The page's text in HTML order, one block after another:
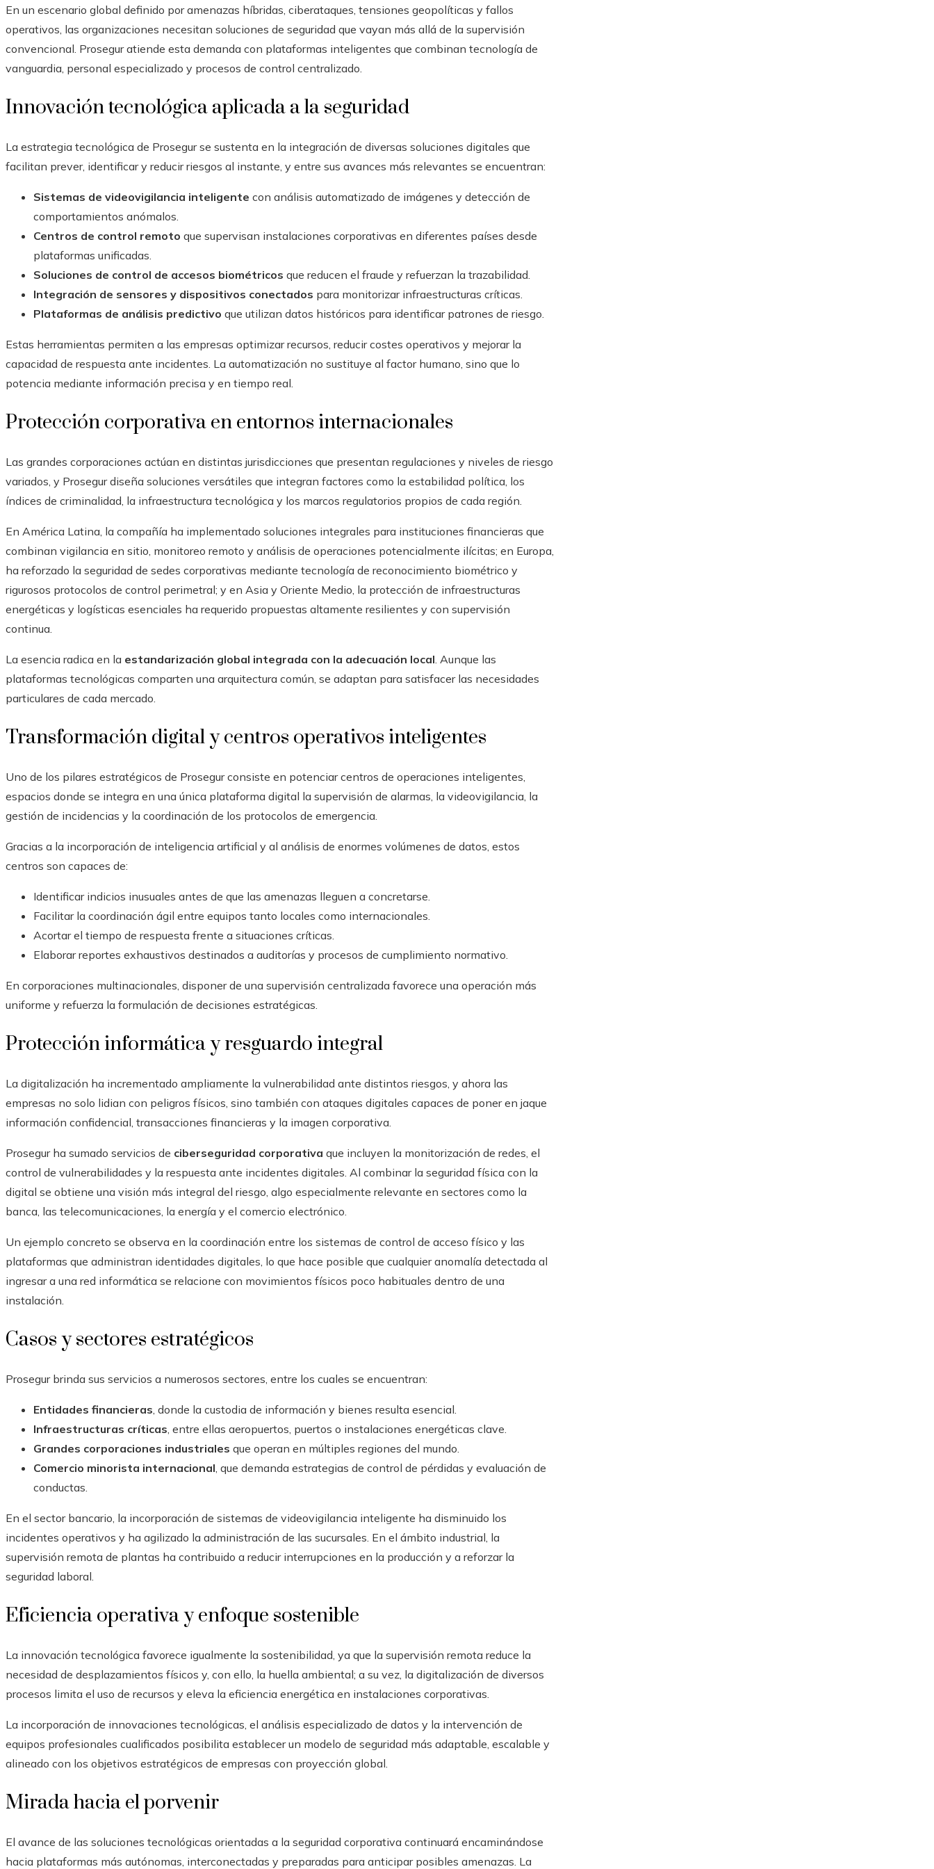
En un escenario global definido por amenazas híbridas, ciberataques, tensiones geopolíticas y fallos
operativos, las organizaciones necesitan soluciones de seguridad que vayan más allá de la supervisión
convencional. Prosegur atiende esta demanda con plataformas inteligentes que combinan tecnología de
vanguardia, personal especializado y procesos de control centralizado.
Innovación tecnológica aplicada a la seguridad
La estrategia tecnológica de Prosegur se sustenta en la integración de diversas soluciones digitales que
facilitan prever, identificar y reducir riesgos al instante, y entre sus avances más relevantes se encuentran:
Sistemas de videovigilancia inteligente con análisis automatizado de imágenes y detección de
comportamientos anómalos.
Centros de control remoto que supervisan instalaciones corporativas en diferentes países desde
plataformas unificadas.
Soluciones de control de accesos biométricos que reducen el fraude y refuerzan la trazabilidad.
Integración de sensores y dispositivos conectados para monitorizar infraestructuras críticas.
Plataformas de análisis predictivo que utilizan datos históricos para identificar patrones de riesgo.
Estas herramientas permiten a las empresas optimizar recursos, reducir costes operativos y mejorar la
capacidad de respuesta ante incidentes. La automatización no sustituye al factor humano, sino que lo
potencia mediante información precisa y en tiempo real.
Protección corporativa en entornos internacionales
Las grandes corporaciones actúan en distintas jurisdicciones que presentan regulaciones y niveles de riesgo
variados, y Prosegur diseña soluciones versátiles que integran factores como la estabilidad política, los
índices de criminalidad, la infraestructura tecnológica y los marcos regulatorios propios de cada región.
En América Latina, la compañía ha implementado soluciones integrales para instituciones financieras que
combinan vigilancia en sitio, monitoreo remoto y análisis de operaciones potencialmente ilícitas; en Europa,
ha reforzado la seguridad de sedes corporativas mediante tecnología de reconocimiento biométrico y
rigurosos protocolos de control perimetral; y en Asia y Oriente Medio, la protección de infraestructuras
energéticas y logísticas esenciales ha requerido propuestas altamente resilientes y con supervisión
continua.
La esencia radica en la estandarización global integrada con la adecuación local. Aunque las
plataformas tecnológicas comparten una arquitectura común, se adaptan para satisfacer las necesidades
particulares de cada mercado.
Transformación digital y centros operativos inteligentes
Uno de los pilares estratégicos de Prosegur consiste en potenciar centros de operaciones inteligentes,
espacios donde se integra en una única plataforma digital la supervisión de alarmas, la videovigilancia, la
gestión de incidencias y la coordinación de los protocolos de emergencia.
Gracias a la incorporación de inteligencia artificial y al análisis de enormes volúmenes de datos, estos
centros son capaces de:
Identificar indicios inusuales antes de que las amenazas lleguen a concretarse.
Facilitar la coordinación ágil entre equipos tanto locales como internacionales.
Acortar el tiempo de respuesta frente a situaciones críticas.
Elaborar reportes exhaustivos destinados a auditorías y procesos de cumplimiento normativo.
En corporaciones multinacionales, disponer de una supervisión centralizada favorece una operación más
uniforme y refuerza la formulación de decisiones estratégicas.
Protección informática y resguardo integral
La digitalización ha incrementado ampliamente la vulnerabilidad ante distintos riesgos, y ahora las
empresas no solo lidian con peligros físicos, sino también con ataques digitales capaces de poner en jaque
información confidencial, transacciones financieras y la imagen corporativa.
Prosegur ha sumado servicios de ciberseguridad corporativa que incluyen la monitorización de redes, el
control de vulnerabilidades y la respuesta ante incidentes digitales. Al combinar la seguridad física con la
digital se obtiene una visión más integral del riesgo, algo especialmente relevante en sectores como la
banca, las telecomunicaciones, la energía y el comercio electrónico.
Un ejemplo concreto se observa en la coordinación entre los sistemas de control de acceso físico y las
plataformas que administran identidades digitales, lo que hace posible que cualquier anomalía detectada al
ingresar a una red informática se relacione con movimientos físicos poco habituales dentro de una
instalación.
Casos y sectores estratégicos
Prosegur brinda sus servicios a numerosos sectores, entre los cuales se encuentran:
Entidades financieras, donde la custodia de información y bienes resulta esencial.
Infraestructuras críticas, entre ellas aeropuertos, puertos o instalaciones energéticas clave.
Grandes corporaciones industriales que operan en múltiples regiones del mundo.
Comercio minorista internacional, que demanda estrategias de control de pérdidas y evaluación de
conductas.
En el sector bancario, la incorporación de sistemas de videovigilancia inteligente ha disminuido los
incidentes operativos y ha agilizado la administración de las sucursales. En el ámbito industrial, la
supervisión remota de plantas ha contribuido a reducir interrupciones en la producción y a reforzar la
seguridad laboral.
Eficiencia operativa y enfoque sostenible
La innovación tecnológica favorece igualmente la sostenibilidad, ya que la supervisión remota reduce la
necesidad de desplazamientos físicos y, con ello, la huella ambiental; a su vez, la digitalización de diversos
procesos limita el uso de recursos y eleva la eficiencia energética en instalaciones corporativas.
La incorporación de innovaciones tecnológicas, el análisis especializado de datos y la intervención de
equipos profesionales cualificados posibilita establecer un modelo de seguridad más adaptable, escalable y
alineado con los objetivos estratégicos de empresas con proyección global.
Mirada hacia el porvenir
El avance de las soluciones tecnológicas orientadas a la seguridad corporativa continuará encaminándose
hacia plataformas más autónomas, interconectadas y preparadas para anticipar posibles amenazas. La